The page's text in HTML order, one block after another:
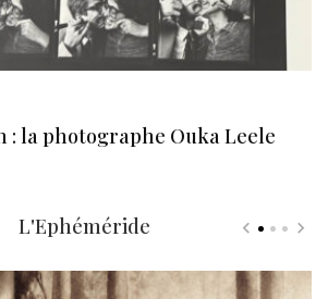
: la photographe Ouka Leele
L'Ephéméride